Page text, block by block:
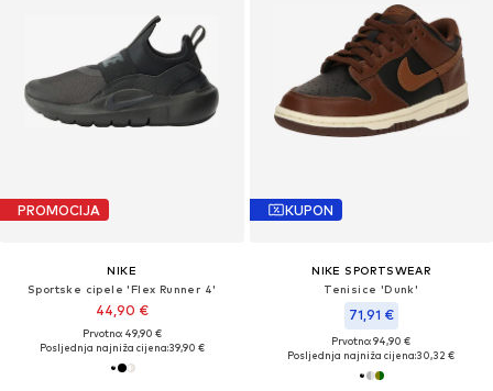
PROMOCIJA
NIKE
Sportske cipele 'Flex Runner 4'
44,90 €
Prvotno: 49,90 €
Posljednja najniža cijena:39,90 €
KUPON
NIKE SPORTSWEAR
Tenisice 'Dunk'
71,91 €
Prvotno: 94,90 €
Posljednja najniža cijena:30,32 €